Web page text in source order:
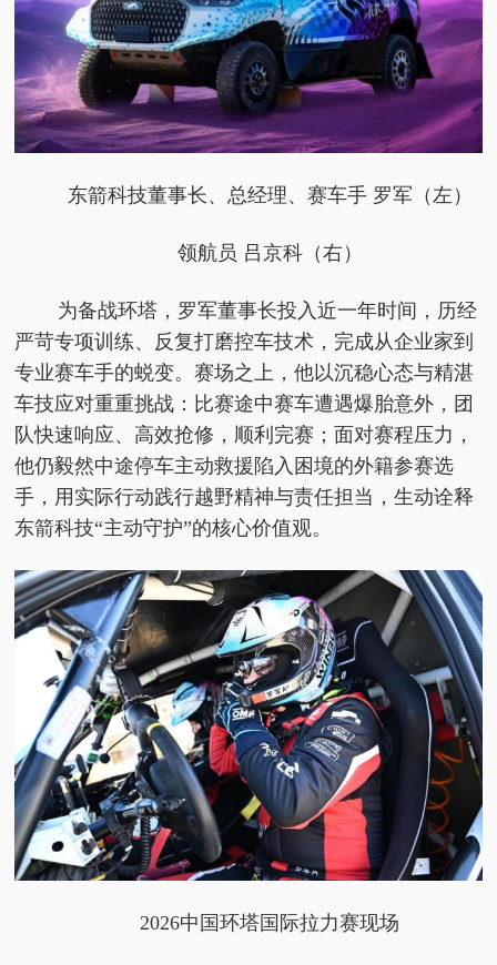
东箭科技董事长、 总经理、赛车手 罗军（左）
领航员 吕京科（右）
为备战环塔，罗军董事长投入 近一年时间，历经
严苛专项训练、反复打磨控车技术，完成从企业家到
专业赛车手的蜕变。赛场之上，他以沉稳心态与精湛
车技应对重重挑战：比赛途中赛车遭遇爆胎意外，团
队快速响应、高效抢修，顺利完赛；面对赛程压力，
他仍毅然中途停车主动救援陷入困境的外籍参赛选
手，用实际行动践行越野精神与责任担当，生动诠释
东箭科技“主动守护”的核心价值观。
2026中国环塔国际拉力赛现场